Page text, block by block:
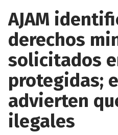
AJAM
derechos
solicitados
protegidas;
advierten
ilegales